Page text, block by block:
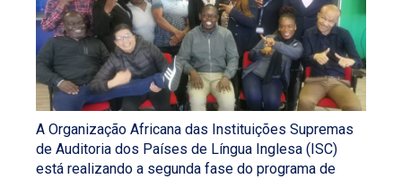
A Organização Africana das Instituições Supremas
de Auditoria dos Países de Língua Inglesa (ISC)
está realizando a segunda fase do programa de